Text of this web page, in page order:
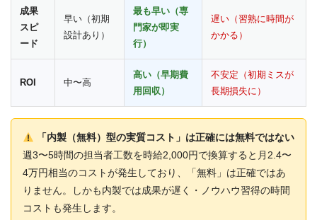
成果
スピ
ード
早い（初期
設計あり）
最も早い（専
門家が即実
行）
遅い（習熟に時間が
かかる）
ROI 中〜高
高い（早期費
用回収）
不安定（初期ミスが
長期損失に）
「内製（無料）型の実質コスト」は正確には無料ではない
週3〜5時間の担当者工数を時給2,000円で換算すると月2.4〜
4万円相当のコストが発生しており、「無料」は正確ではあ
りません。しかも内製では成果が遅く・ノウハウ習得の時間
コストも発生します。